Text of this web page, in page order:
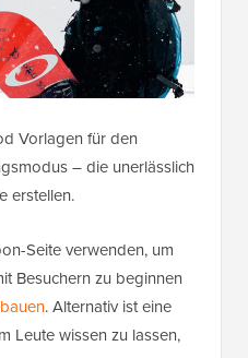
Vorlagen für den
– die unerlässlich
erstellen.
Seite verwenden, um
Besuchern zu beginnen
. Alternativ ist eine
Leute wissen zu lassen,